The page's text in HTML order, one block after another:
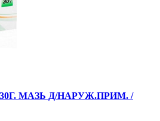
МАЗЬ Д/НАРУЖ.ПРИМ. /